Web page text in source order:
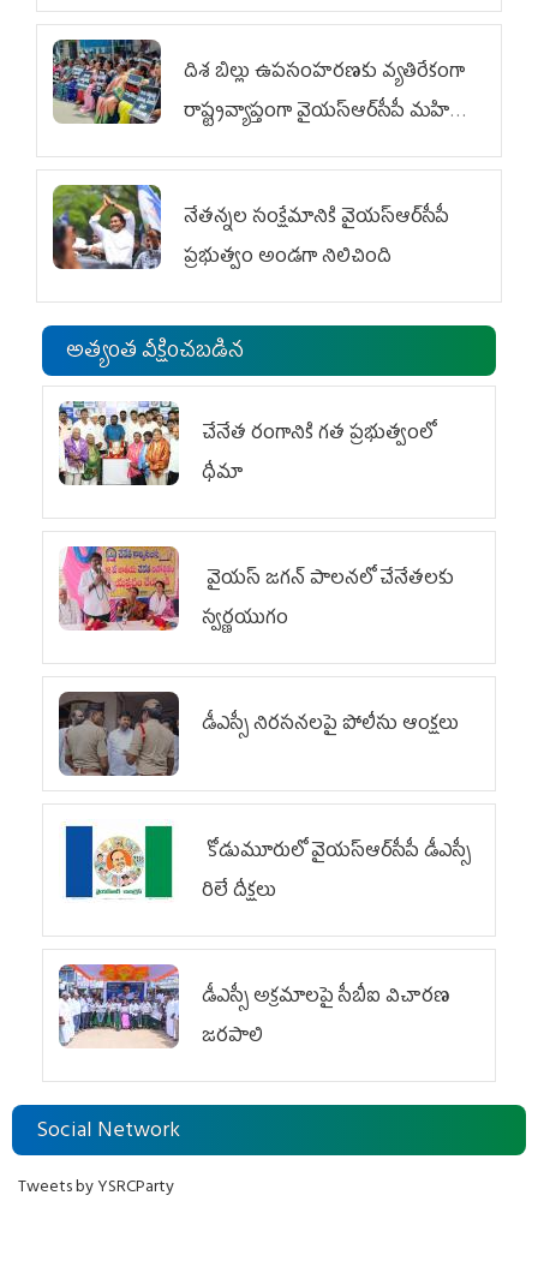
దిశ బిల్లు ఉపసంహరణకు వ్యతిరేకంగా
రాష్ట్రవ్యాప్తంగా వైయ‌స్ఆర్‌సీపీ మహిళా
విభాగం ఆందోళనలు
నేతన్నల సంక్షేమానికి వైయ‌స్ఆర్‌సీపీ
ప్రభుత్వం అండగా నిలిచింది
అత్యంత వీక్షించబడిన
చేనేత రంగానికి గత ప్రభుత్వంలో
ధీమా
వైయ‌స్ జగన్ పాలనలో చేనేతలకు
స్వర్ణయుగం
డీఎస్సీ నిరసనలపై పోలీసు ఆంక్షలు
కోడుమూరులో వైయ‌స్ఆర్‌సీపీ డీఎస్సీ
రిలే దీక్షలు
డీఎస్సీ అక్రమాలపై సీబీఐ విచారణ
జరపాలి
Social Network
Tweets by YSRCParty